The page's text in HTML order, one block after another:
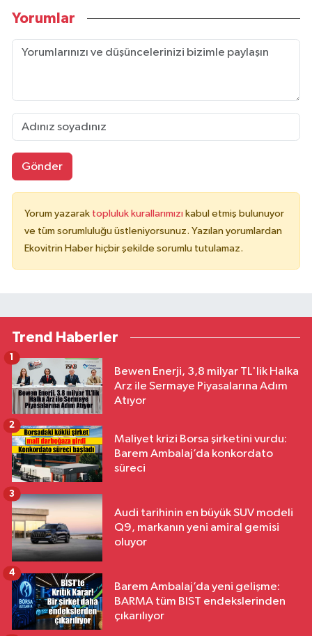
Yorumlar
Gönder
Yorum yazarak topluluk kurallarımızı kabul etmiş bulunuyor
ve tüm sorumluluğu üstleniyorsunuz. Yazılan yorumlardan
Ekovitrin Haber hiçbir şekilde sorumlu tutulamaz.
Trend Haberler
Bewen Enerji, 3,8 milyar TL'lik Halka
Arz ile Sermaye Piyasalarına Adım
Atıyor
1
Maliyet krizi Borsa şirketini vurdu:
Barem Ambalaj’da konkordato
süreci
2
Audi tarihinin en büyük SUV modeli
Q9, markanın yeni amiral gemisi
oluyor
3
Barem Ambalaj’da yeni gelişme:
BARMA tüm BIST endekslerinden
çıkarılıyor
4